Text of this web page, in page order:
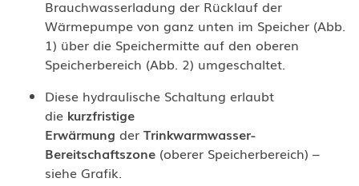
Brauchwasserladung der Rücklauf der
Wärmepumpe von ganz unten im Speicher (Abb.
1) über die Speichermitte auf den oberen
Speicherbereich (Abb. 2) umgeschaltet.
Diese hydraulische Schaltung erlaubt
die kurzfristige
Erwärmung der Trinkwarmwasser-
Bereitschaftszone (oberer Speicherbereich) –
siehe Grafik.